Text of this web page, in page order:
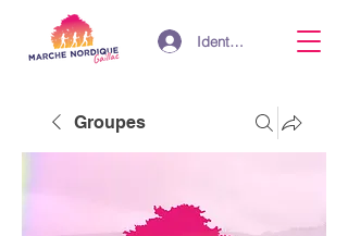
Identifiant
Groupes